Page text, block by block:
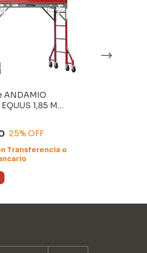
ANDAMIO
1,85 M
EQUUS
de
(
25% OFF
Transferencia o